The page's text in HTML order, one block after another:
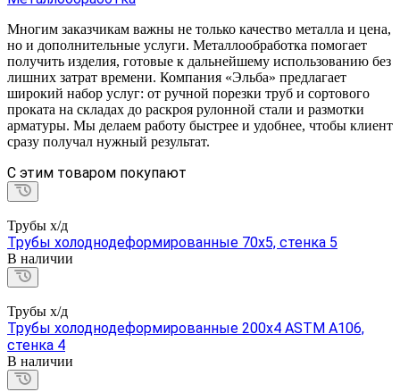
Многим заказчикам важны не только качество металла и цена,
но и дополнительные услуги. Металлообработка помогает
получить изделия, готовые к дальнейшему использованию без
лишних затрат времени. Компания «Эльба» предлагает
широкий набор услуг: от ручной порезки труб и сортового
проката на складах до раскроя рулонной стали и размотки
арматуры. Мы делаем работу быстрее и удобнее, чтобы клиент
сразу получал нужный результат.
C этим товаром покупают
Трубы х/д
Трубы холоднодеформированные 70х5, стенка 5
В наличии
Трубы х/д
Трубы холоднодеформированные 200х4 ASTM A106,
стенка 4
В наличии